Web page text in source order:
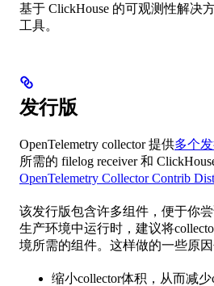
基于 ClickHouse 的可观测性解决
工具。
发行版
OpenTelemetry collector 提供多个
所需的 filelog receiver 和
OpenTelemetry Collector Contrib
该发行版包含许多组件，便于你
生产环境中运行时，建议将
境所需的组件。这样做的一些原因
缩小collector体积，从而减